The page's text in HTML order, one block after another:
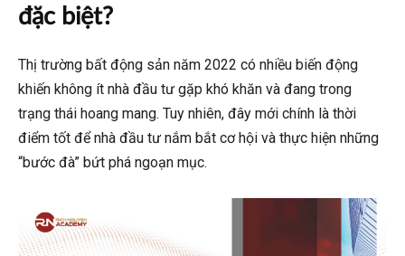
đặc biệt?
Thị trường bất động sản năm 2022 có nhiều biến động
khiến không ít nhà đầu tư gặp khó khăn và đang trong
trạng thái hoang mang. Tuy nhiên, đây mới chính là thời
điểm tốt để nhà đầu tư nắm bắt cơ hội và thực hiện những
“bước đà” bứt phá ngoạn mục.